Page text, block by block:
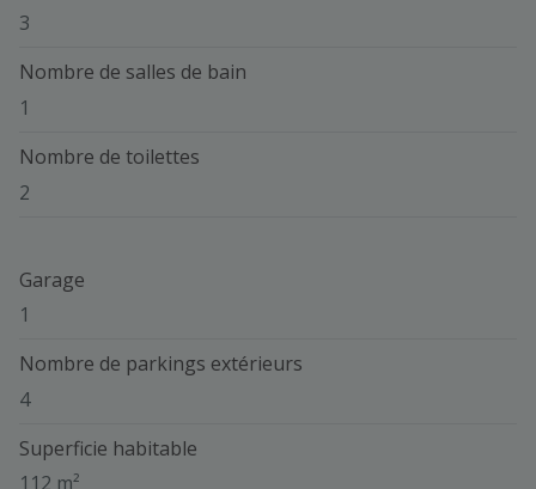
3
Nombre de salles de bain
1
Nombre de toilettes
2
Garage
1
Nombre de parkings extérieurs
4
Superficie habitable
112 m²